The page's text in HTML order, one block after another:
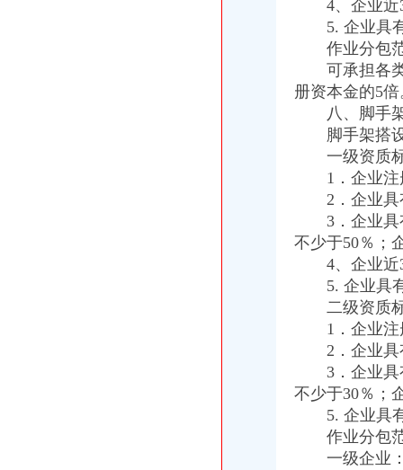
进口代理_进口代理公司_出口代理_出口代理公司_宁波瓯伟嘉工贸有限
[华东]急！！！我的进口清关公司被海关查封了,怎么办？-报关报检-
济南邮局海关报关清关代理高清图片-济南东远国际货运代理有限公
【重庆进出口贸易公司报关重庆进出口贸易公司报关】价格_厂家_图
【重庆机场进口报关,重庆清关报关公司】价格_厂家_图片-Hc360慧
[01-30]外资如何注册进出口贸易有限公司_上班一族_厦门小鱼社区_厦
4、企业近3
5. 企业具有
作业分包
可承担各类
册资本金的5倍
八、脚手架
脚手架搭设
一级资质
1．企业注
2．企业具有
3．企业具有
不少于50％；
4、企业近3
5. 企业具有
二级资质
1．企业注
2．企业具
3．企业具有
不少于30％；
5. 企业具有
作业分包
一级企业：